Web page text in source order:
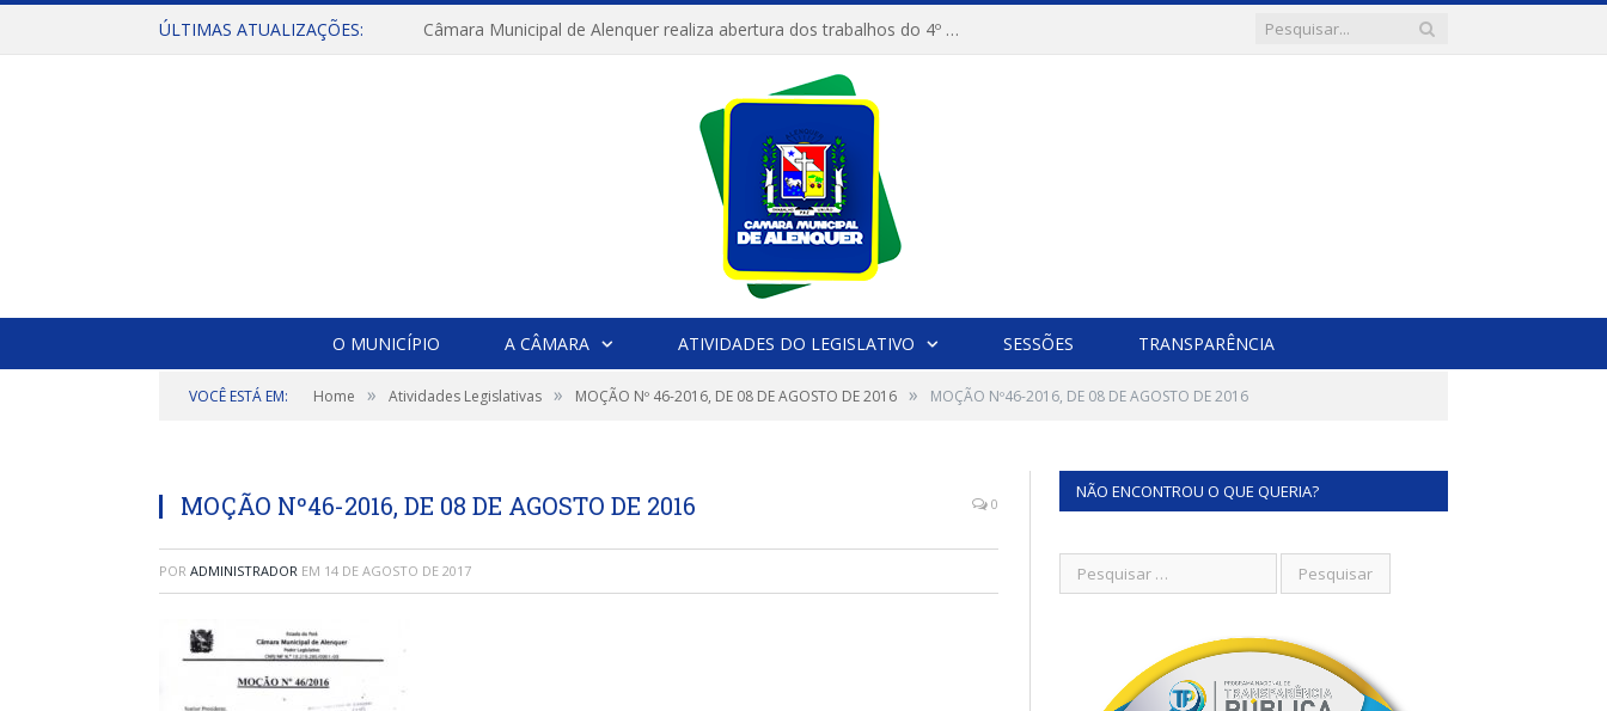
ÚLTIMAS ATUALIZAÇÕES: Câmara Municipal de Alenquer realiza abertura dos trabalhos do 4º Período Legislativo
O MUNICÍPIO A CÂMARA ATIVIDADES DO LEGISLATIVO SESSÕES TRANSPARÊNCIA
VOCÊ ESTÁ EM: Home » Atividades Legislativas » MOÇÃO Nº 46-2016, DE 08 DE AGOSTO DE 2016 » MOÇÃO Nº46-2016, DE 08 DE AGOSTO DE 2016
MOÇÃO Nº46-2016, DE 08 DE AGOSTO DE 2016 0
POR ADMINISTRADOR EM 14 DE AGOSTO DE 2017
NÃO ENCONTROU O QUE QUERIA?